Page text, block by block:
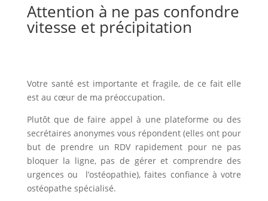
Attention à ne pas confondre
vitesse et précipitation
Votre santé est importante et fragile, de ce fait elle
est au cœur de ma préoccupation.
Plutôt que de faire appel à une plateforme ou des
secrétaires anonymes vous répondent (elles ont pour
but de prendre un RDV rapidement pour ne pas
bloquer la ligne, pas de gérer et comprendre des
urgences ou l’ostéopathie), faites confiance à votre
ostéopathe spécialisé.